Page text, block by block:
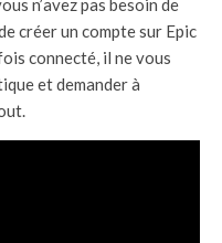
n’avez pas besoin de
créer un compte sur Epic
connecté, il ne vous
et demander à